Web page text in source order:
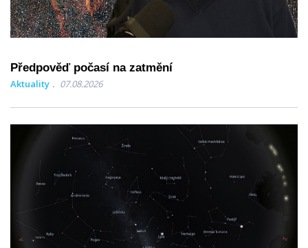
Předpověď počasí na zatmění
Aktuality 07.08.2026